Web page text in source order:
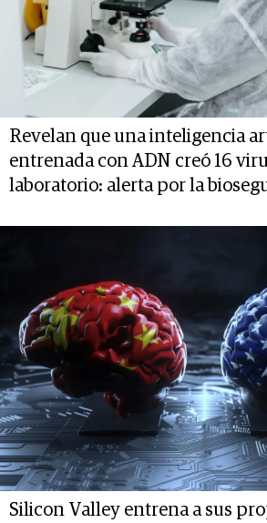
Revelan que una inteligencia
entrenada con ADN creó 16
laboratorio: alerta por la
Silicon Valley entrena a sus